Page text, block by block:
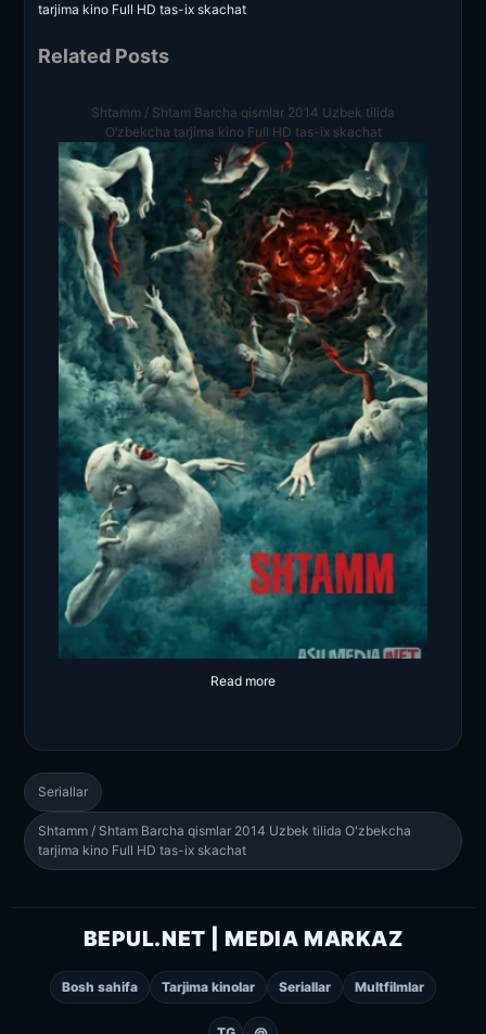
tarjima kino Full HD tas-ix skachat
Related Posts
Shtamm / Shtam Barcha qismlar 2014 Uzbek tilida
O’zbekcha tarjima kino Full HD tas-ix skachat
Read more
Seriallar
Shtamm / Shtam Barcha qismlar 2014 Uzbek tilida O'zbekcha
tarjima kino Full HD tas-ix skachat
BEPUL.NET | MEDIA MARKAZ
Bosh sahifa Tarjima kinolar Seriallar Multfilmlar